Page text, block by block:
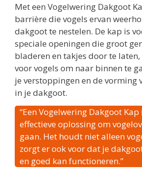
Met een Vogelwering Dakgoot
barrière die vogels ervan
dakgoot te nestelen. De kap is
speciale openingen die groot
bladeren en takjes door te
voor vogels om naar binnen te
je verstoppingen en de vorming
in je dakgoot.
“Een Vogelwering Dakgoot Kap
effectieve oplossing om
gaan. Het houdt niet alleen
zorgt er ook voor dat je
en goed kan functioneren.”